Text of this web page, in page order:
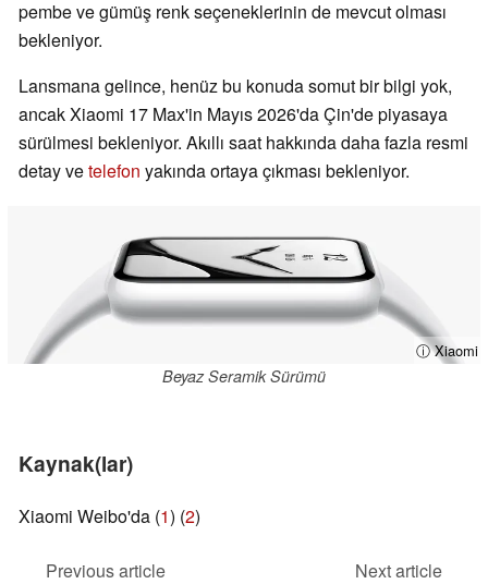
pembe ve gümüş renk seçeneklerinin de mevcut olması
bekleniyor.
Lansmana gelince, henüz bu konuda somut bir bilgi yok,
ancak Xiaomi 17 Max'in Mayıs 2026'da Çin'de piyasaya
sürülmesi bekleniyor. Akıllı saat hakkında daha fazla resmi
detay vetelefon yakında ortaya çıkması bekleniyor.
ⓘ Xiaomi
Beyaz Seramik Sürümü
Kaynak(lar)
Xiaomi Weibo'da (1) (2)
Previous article
Next article